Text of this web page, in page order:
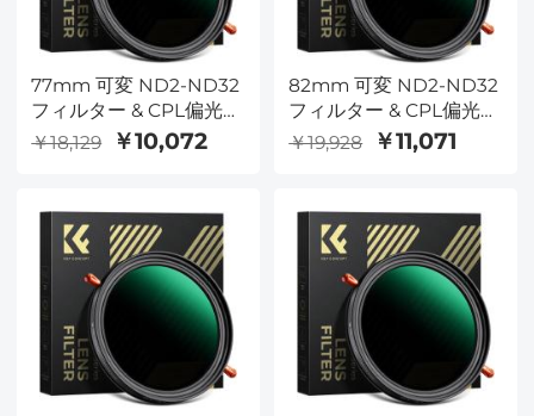
77mm 可変 ND2-ND32
フィルター & CPL偏光
フィルター, 2in1
￥18,129 ￥10,072
82mm 可変 ND2-ND32
フィルター & CPL偏光
フィルター, 2in1
￥19,928 ￥11,071